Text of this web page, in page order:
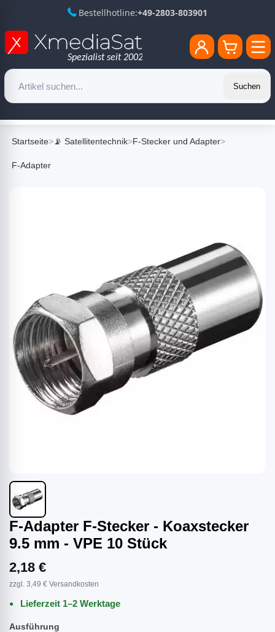
Bestellhotline:+49-2803-803901
Suchen
Startseite>📡 Satellitentechnik>F-Stecker und Adapter>
F-Adapter
F-Adapter F-Stecker - Koaxstecker
9.5 mm - VPE 10 Stück
2,18 €
zzgl. 3,49 € Versandkosten
Lieferzeit 1–2 Werktage
Ausführung